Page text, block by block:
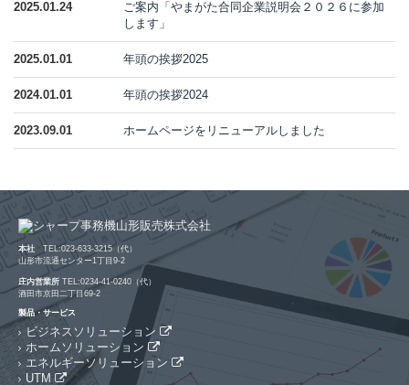
2025.01.24
ご案内「やまがた合同企業説明会２０２６に参加
します」
2025.01.01 年頭の挨拶2025
2024.01.01 年頭の挨拶2024
2023.09.01 ホームページをリニューアルしました
本社 TEL:023-633-3215（代）
山形市流通センター1丁目9-2
庄内営業所 TEL:0234-41-0240（代）
酒田市京田二丁目69-2
製品・サービス
ビジネスソリューション
ホームソリューション
エネルギーソリューション
UTM